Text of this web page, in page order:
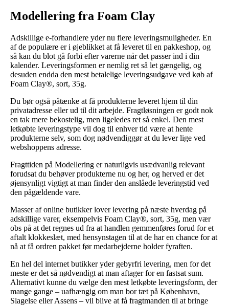
Modellering fra Foam Clay
Adskillige e-forhandlere yder nu flere leveringsmuligheder. En
af de populære er i øjeblikket at få leveret til en pakkeshop, og
så kan du blot gå forbi efter varerne når det passer ind i din
kalender. Leveringsformen er nemlig ret så let gængelig, og
desuden endda den mest betalelige leveringsudgave ved køb af
Foam Clay®, sort, 35g.
Du bør også påtænke at få produkterne leveret hjem til din
privatadresse eller ud til dit arbejde. Fragtløsningen er godt nok
en tak mere bekostelig, men ligeledes ret så enkel. Den mest
letkøbte leveringstype vil dog til enhver tid være at hente
produkterne selv, som dog nødvendiggør at du lever lige ved
webshoppens adresse.
Fragttiden på Modellering er naturligvis usædvanlig relevant
forudsat du behøver produkterne nu og her, og herved er det
øjensynligt vigtigt at man finder den anslåede leveringstid ved
den pågældende vare.
Masser af online butikker lover levering på næste hverdag på
adskillige varer, eksempelvis Foam Clay®, sort, 35g, men vær
obs på at det regnes ud fra at handlen gemmenføres forud for et
aftalt klokkeslæt, med hensynstagen til at de har en chance for at
nå at få ordren pakket før medarbejderne holder fyraften.
En hel del internet butikker yder gebyrfri levering, men for det
meste er det så nødvendigt at man aftager for en fastsat sum.
Alternativt kunne du vælge den mest letkøbte leveringsform, der
mange gange – uafhængig om man bor tæt på København,
Slagelse eller Assens – vil blive at få fragtmanden til at bringe